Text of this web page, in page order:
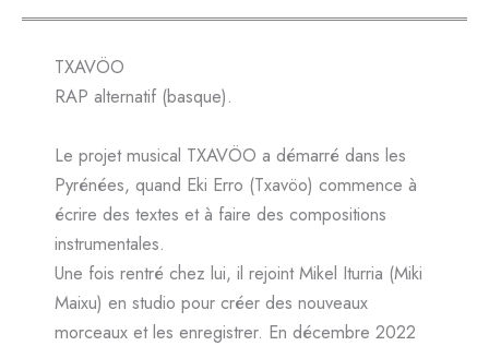
TXAVÖO
RAP alternatif (basque).
Le projet musical TXAVÖO a démarré dans les
Pyrénées, quand Eki Erro (Txavöo) commence à
écrire des textes et à faire des compositions
instrumentales.
Une fois rentré chez lui, il rejoint Mikel Iturria (Miki
Maixu) en studio pour créer des nouveaux
morceaux et les enregistrer. En décembre 2022